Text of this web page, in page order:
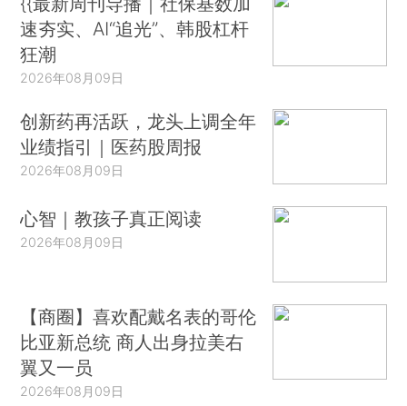
速夯实、AI“追光”、韩股杠杆
狂潮
2026年08月09日
创新药再活跃，龙头上调全年
业绩指引｜医药股周报
2026年08月09日
心智｜教孩子真正阅读
2026年08月09日
【商圈】喜欢配戴名表的哥伦
比亚新总统 商人出身拉美右
翼又一员
2026年08月09日